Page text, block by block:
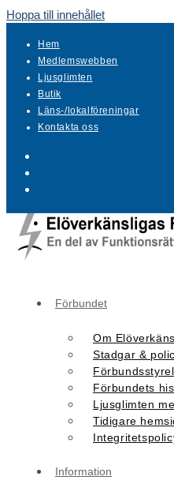
Hoppa till innehållet
Hem
Medlemswebben
Ljusglimten
Butik
Läns-/lokalföreningar
Kontakta oss
Förbundet
Om
Stadgar &
Förbundets
Ljusglimten
Tidigare
Information